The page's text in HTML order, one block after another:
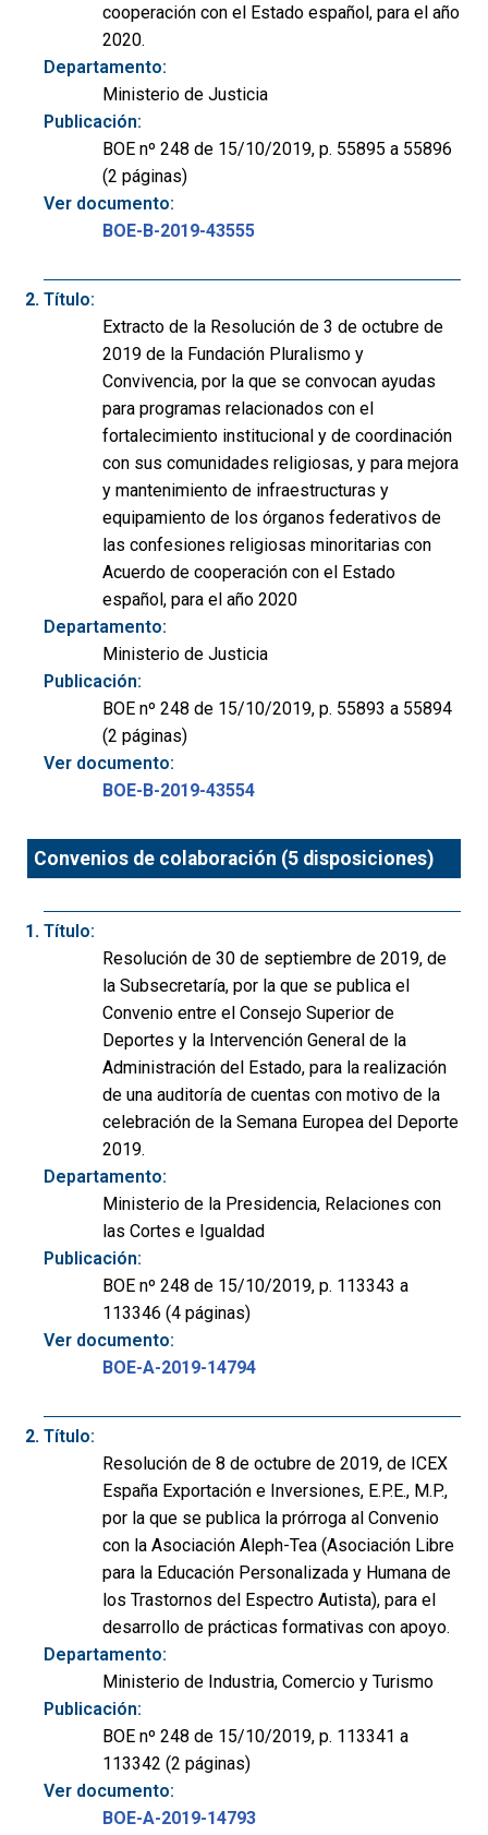
cooperación con el Estado español, para el año
2020.
Departamento:
Ministerio de Justicia
Publicación:
BOE nº 248 de 15/10/2019, p. 55895 a 55896
(2 páginas)
Ver documento:
BOE-B-2019-43555
Título:
Extracto de la Resolución de 3 de octubre de
2019 de la Fundación Pluralismo y
Convivencia, por la que se convocan ayudas
para programas relacionados con el
fortalecimiento institucional y de coordinación
con sus comunidades religiosas, y para mejora
y mantenimiento de infraestructuras y
equipamiento de los órganos federativos de
las confesiones religiosas minoritarias con
Acuerdo de cooperación con el Estado
español, para el año 2020
Departamento:
Ministerio de Justicia
Publicación:
BOE nº 248 de 15/10/2019, p. 55893 a 55894
(2 páginas)
Ver documento:
BOE-B-2019-43554
Convenios de colaboración (5 disposiciones)
Título:
Resolución de 30 de septiembre de 2019, de
la Subsecretaría, por la que se publica el
Convenio entre el Consejo Superior de
Deportes y la Intervención General de la
Administración del Estado, para la realización
de una auditoría de cuentas con motivo de la
celebración de la Semana Europea del Deporte
2019.
Departamento:
Ministerio de la Presidencia, Relaciones con
las Cortes e Igualdad
Publicación:
BOE nº 248 de 15/10/2019, p. 113343 a
113346 (4 páginas)
Ver documento:
BOE-A-2019-14794
Título:
Resolución de 8 de octubre de 2019, de ICEX
España Exportación e Inversiones, E.P.E., M.P.,
por la que se publica la prórroga al Convenio
con la Asociación Aleph-Tea (Asociación Libre
para la Educación Personalizada y Humana de
los Trastornos del Espectro Autista), para el
desarrollo de prácticas formativas con apoyo.
Departamento:
Ministerio de Industria, Comercio y Turismo
Publicación:
BOE nº 248 de 15/10/2019, p. 113341 a
113342 (2 páginas)
Ver documento:
BOE-A-2019-14793